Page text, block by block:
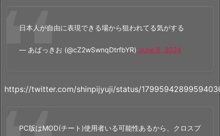
日本人が自由に表現できる場から狙われてる気がする
— あばっきお (@cZ2wSwnqDtrfbYR) June 8, 2024
https://twitter.com/shinpijyuji/status/
PC版はMOD(チート)使用者いる可能性あるから、クロスプ